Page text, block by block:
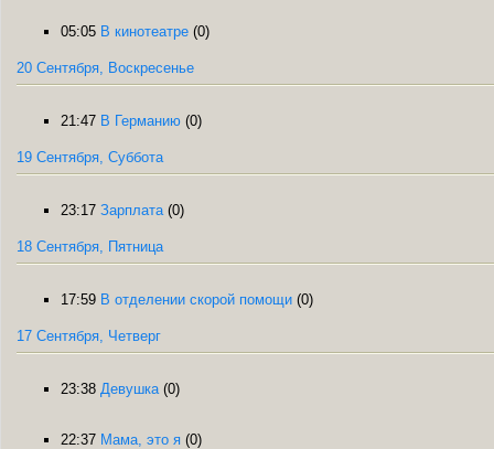
05:05 В кинотеатре (0)
20 Сентября, Воскресенье
21:47 В Германию (0)
19 Сентября, Суббота
23:17 Зарплата (0)
18 Сентября, Пятница
17:59 В отделении скорой помощи (0)
17 Сентября, Четверг
23:38 Девушка (0)
22:37 Мама, это я (0)